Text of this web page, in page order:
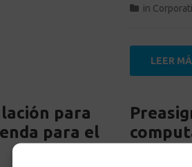
in
LEER
para
para el